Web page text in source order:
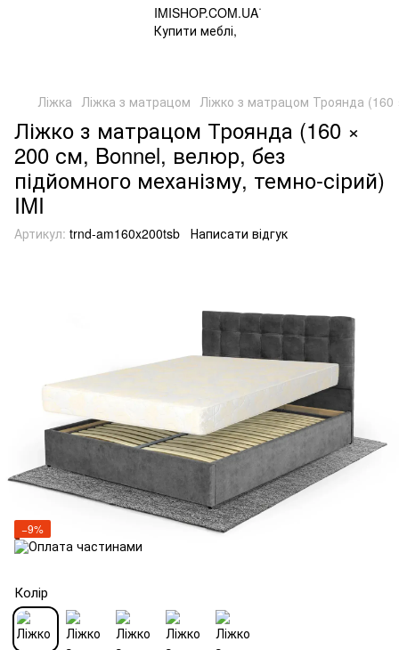
Ліжка Ліжка з матрацом Ліжко з матрацом Троянда (160
Ліжко з матрацом Троянда (160 ×
200 см, Bonnel, велюр, без
підйомного механізму, темно-сірий)
IMI
Артикул: trnd-am160x200tsb Написати відгук
−9%
Колір